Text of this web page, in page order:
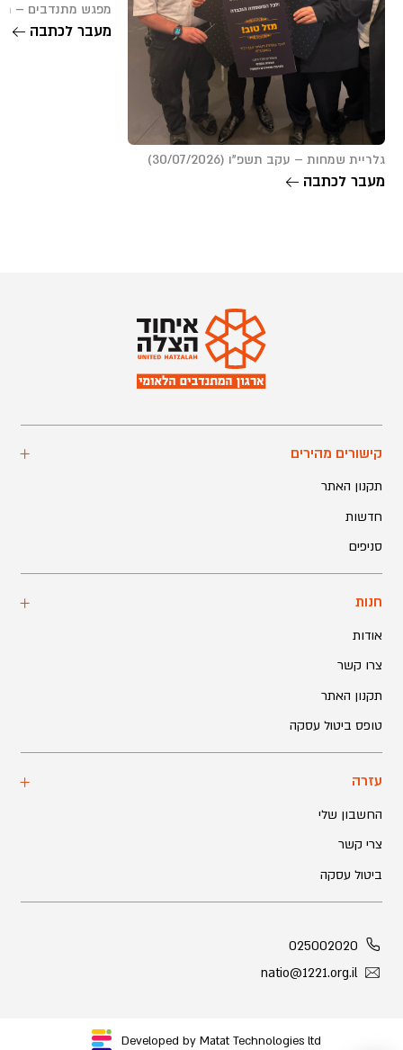
גלריית שמחות – עקב תשפ”ו (30/07/2026)
מעבר לכתבה
מפגש מתנדבים – תל אביב
מעבר לכתבה
קישורים מהירים
תקנון האתר
חדשות
סניפים
חנות
אודות
צרו קשר
תקנון האתר
טופס ביטול עסקה
עזרה
החשבון שלי
צרי קשר
ביטול עסקה
025002020
natio@1221.org.il
Developed by Matat Technologies ltd